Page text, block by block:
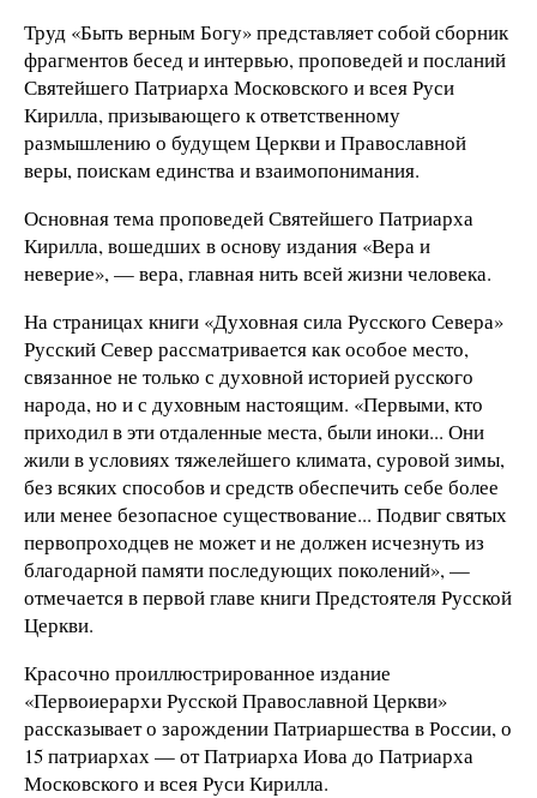
Труд «Быть верным Богу» представляет собой сборник
фрагментов бесед и интервью, проповедей и посланий
Святейшего Патриарха Московского и всея Руси
Кирилла, призывающего к ответственному
размышлению о будущем Церкви и Православной
веры, поискам единства и взаимопонимания.
Основная тема проповедей Святейшего Патриарха
Кирилла, вошедших в основу издания «Вера и
неверие», — вера, главная нить всей жизни человека.
На страницах книги «Духовная сила Русского Севера»
Русский Север рассматривается как особое место,
связанное не только с духовной историей русского
народа, но и с духовным настоящим. «Первыми, кто
приходил в эти отдаленные места, были иноки... Они
жили в условиях тяжелейшего климата, суровой зимы,
без всяких способов и средств обеспечить себе более
или менее безопасное существование... Подвиг святых
первопроходцев не может и не должен исчезнуть из
благодарной памяти последующих поколений», —
отмечается в первой главе книги Предстоятеля Русской
Церкви.
Красочно проиллюстрированное издание
«Первоиерархи Русской Православной Церкви»
рассказывает о зарождении Патриаршества в России, о
15 патриархах — от Патриарха Иова до Патриарха
Московского и всея Руси Кирилла.